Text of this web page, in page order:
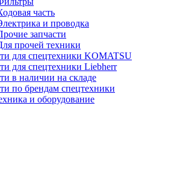
часть
и проводка
запчасти
прочей техники
для спецтехники KOMATSU
для спецтехники Liebherr
в наличии на складе
по брендам спецтехники
и оборудование